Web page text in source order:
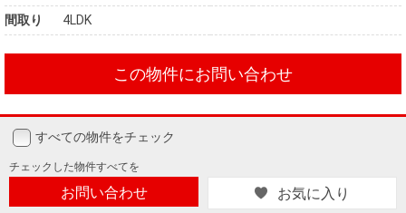
間取り
4LDK
この物件にお問い合わせ
すべての物件をチェック
チェックした物件すべてを
お問い合わせ お気に入り